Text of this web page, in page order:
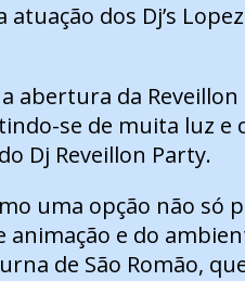
dos Dj’s
abertura da
se de muita luz e
Dj Reveillon Party.
uma opção não só
e do
de São Romão,